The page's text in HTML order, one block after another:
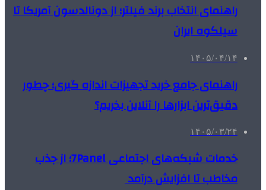
راهنمای انتخاب برند فیلتر؛ از دونالدسون آمریکا تا
سیلکوه ایران
۱۴۰۵/۰۴/۱۴
راهنمای جامع خرید تجهیزات اندازه گیری؛ چطور
دقیق‌ترین ابزارها را آنلاین بخریم؟
۱۴۰۵/۰۳/۲۴
خدمات شبکه‌های اجتماعی 7Panel؛ از جذب
مخاطب تا افزایش درآمد